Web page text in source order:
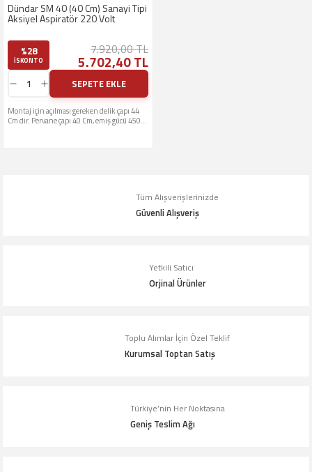
Dündar SM 40 (40 Cm) Sanayi Tipi
Aksiyel Aspiratör 220 Volt
%28
ISKONTO
7.920,00 TL
5.702,40 TL
SEPETE EKLE
Montaj için açılması gereken delik çapı 44
Cm dir. Pervane çapı 40 Cm, emiş gücü 4500
Tüm Alışverişlerinizde
Güvenli Alışveriş
Yetkili Satıcı
Orjinal Ürünler
Toplu Alımlar İçin Özel Teklif
Kurumsal Toptan Satış
Türkiye’nin Her Noktasına
Geniş Teslim Ağı